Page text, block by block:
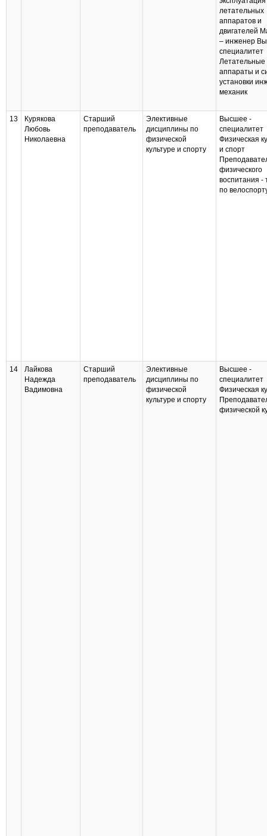
летательных
аппаратов и
двигателей
– инженер
специалитет
Летательные
аппараты и
установки
механик
13
Курякова
Любовь
Николаевна
Старший
преподаватель
Элективные
дисциплины по
физической
культуре и спорту
Высшее -
специалитет
Физическая
и спорт
физического
воспитания -
по
14
Лайкова
Надежда
Вадимовна
Старший
преподаватель
Элективные
дисциплины по
физической
культуре и спорту
Высшее -
специалитет
Физическая
физической